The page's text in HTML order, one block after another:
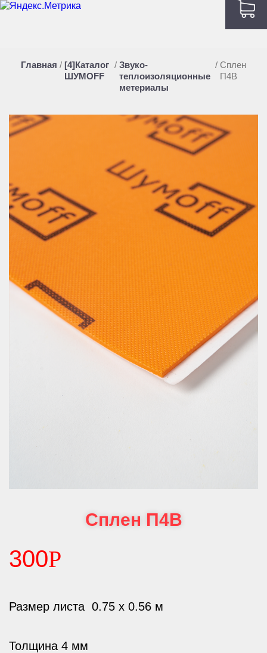
Главная / [4]Каталог
ШУМOFF
/ Звуко-
теплоизоляционные
метериалы
/ Сплен
П4В
Сплен П4В
300Р
Размер листа 0.75 х 0.56 м
Толщина 4 мм